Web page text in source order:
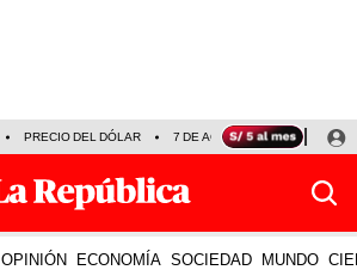
PRECIO DEL DÓLAR 7 DE AGOSTO OLLANTA
OPINIÓN ECONOMÍA SOCIEDAD MUNDO